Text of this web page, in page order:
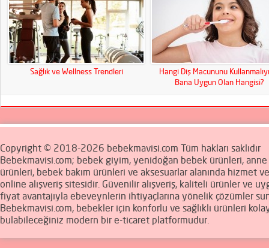
Sağlık ve Wellness Trendleri
Hangi Diş Macununu
Bana Uygun Olan Hangisi?
Copyright © 2018-2026 bebekmavisi.com Tüm hakları saklıdır
Bebekmavisi.com; bebek giyim, yenidoğan bebek ürünleri,
ürünleri, bebek bakım ürünleri ve aksesuarlar alanında hizmet
online alışveriş sitesidir. Güvenilir alışveriş, kaliteli ürünler ve
fiyat avantajıyla ebeveynlerin ihtiyaçlarına yönelik çözümler
Bebekmavisi.com, bebekler için konforlu ve sağlıklı ürünleri
bulabileceğiniz modern bir e-ticaret platformudur.